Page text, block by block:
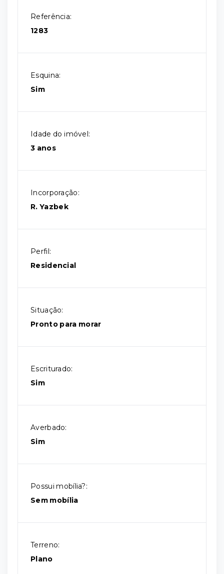
Referência:
1283
Esquina:
Sim
Idade do imóvel:
3 anos
Incorporação:
R. Yazbek
Perfil:
Residencial
Situação:
Pronto para morar
Escriturado:
Sim
Averbado:
Sim
Possui mobília?:
Sem mobília
Terreno:
Plano